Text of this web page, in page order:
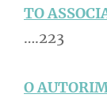
TO
….223
O